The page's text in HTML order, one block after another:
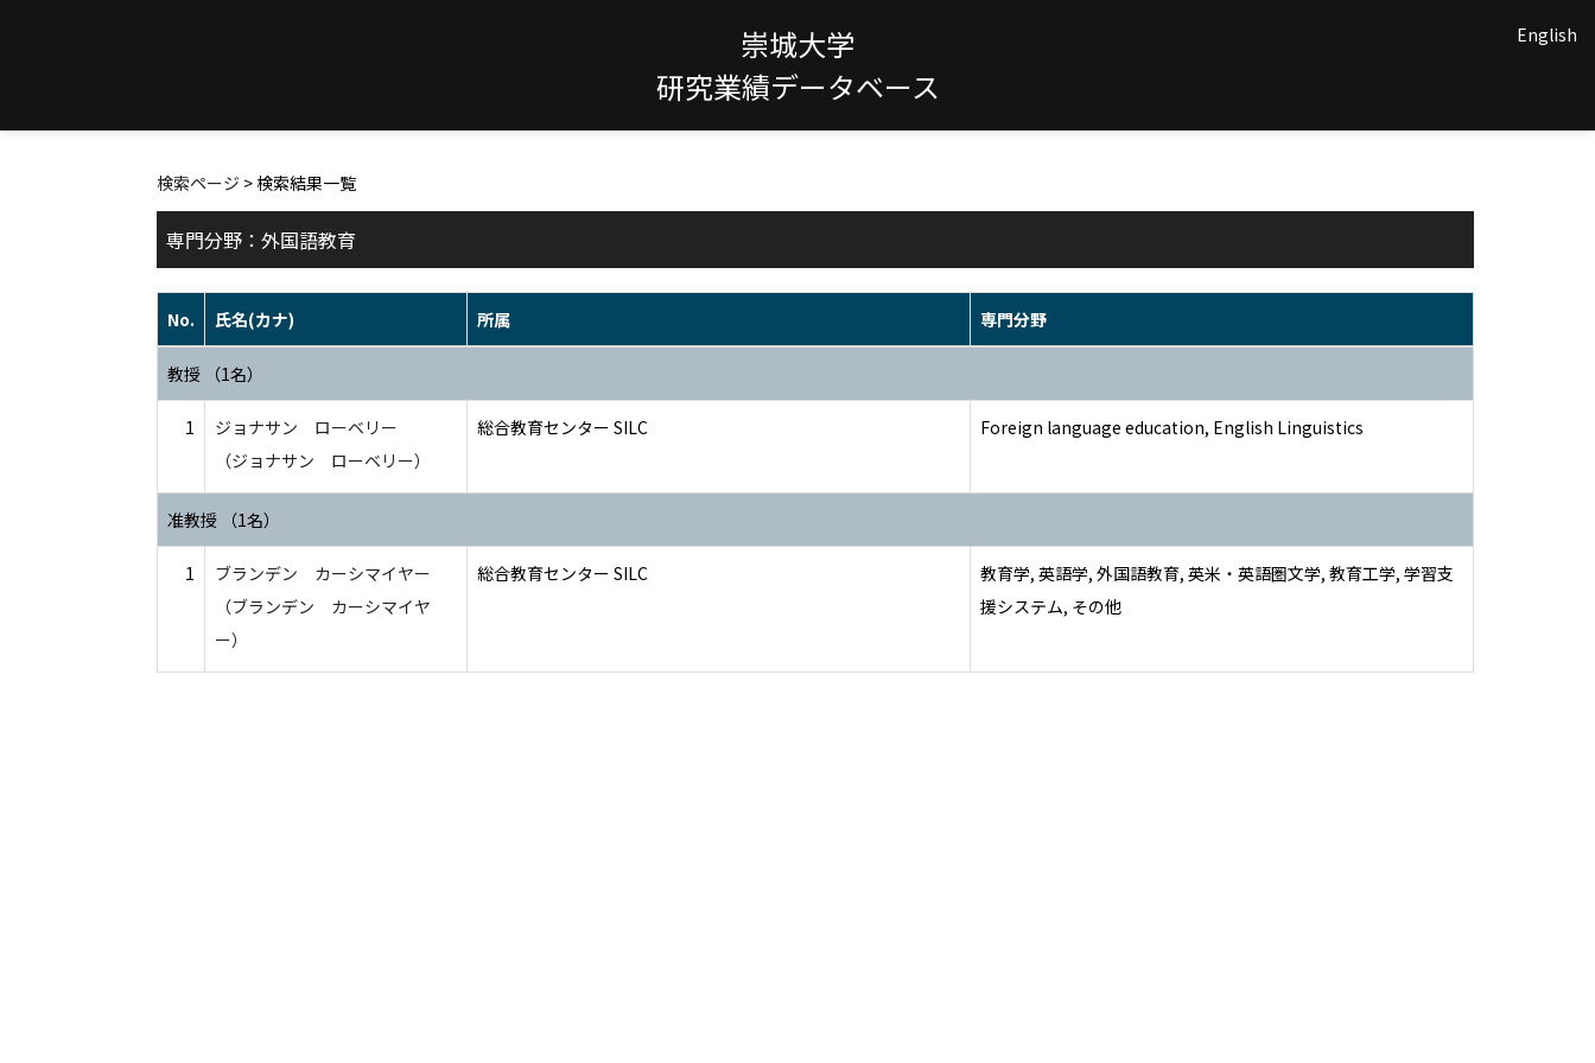
崇城大学
研究業績データベース
English
検索ページ > 検索結果一覧
専門分野：外国語教育
No. 氏名(カナ) 所属 専門分野
教授 （1名）
1
ジョナサン ローベリー
（ジョナサン ローベリー）
総合教育センター SILC Foreign language education, English Linguistics
准教授 （1名）
1
ブランデン カーシマイヤー
（ブランデン カーシマイヤ
ー）
総合教育センター SILC
教育学, 英語学, 外国語教育, 英米・英語圏文学, 教育工学, 学習支
援システム, その他